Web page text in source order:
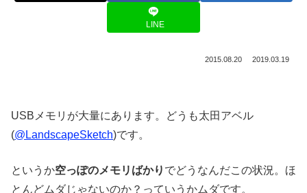
LINE
2015.08.20 2019.03.19
USBメモリが大量にあります。どうも太田アベル
(@LandscapeSketch)です。
というか空っぽのメモリばかり でどうなんだこの状況。ほ
とんどムダじゃないのか？っていうかムダです。